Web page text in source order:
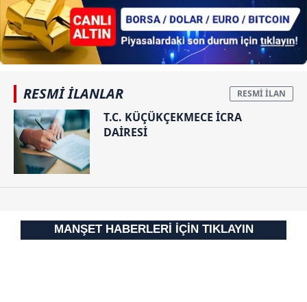
takdirde, kullanıcılara hedefli reklamlar
gösterilmeyecektir."
Sizlere daha iyi bir hizmet sunabilmek için İnternet
kullanılmaktadır. Bu çerezler vasıtasıyla çeşitli kişisel
verileriniz işlenmekte olup gerekli olan çerezler bilgi
toplumu hizmetlerinin sunulması amacıyla
kullanılmaktadır. Diğer çerezler, sitemizin daha işlevsel
kılınması ve kişiselleştirilmesi ve sizlere yönelik
reklam/pazarlama faaliyetlerinin yapılması, amaçlarıyla
sınırlı olarak açık rızanız dahilinde kullanılacaktır.
Çerezlere ilişkin tercihlerinizi aşağıda yer alan panel
vasıtasıyla belirleyebilirsiniz. Çerezlere ilişkin detaylı bilgi
RESMİ İLANLAR
T.C. KÜÇÜKÇEKMECE İCRA
DAİRESİ
MANŞET HABERLERİ İÇİN TIKLAYIN